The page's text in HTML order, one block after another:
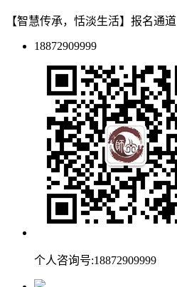
【智慧传承，恬淡生活】报名通道
18872909999
个人咨询号:18872909999